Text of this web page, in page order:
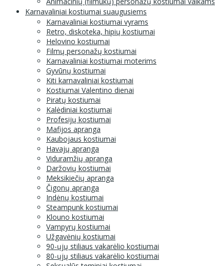
Karnavaliniai kostiumai suaugusiems
Karnavaliniai kostiumai vyrams
Retro, diskoteka, hipių kostiumai
Helovino kostiumai
Filmų personažų kostiumai
Karnavaliniai kostiumai moterims
Gyvūnų kostiumai
Kiti karnavaliniai kostiumai
Kostiumai Valentino dienai
Piratų kostiumai
Kalėdiniai kostiumai
Profesijų kostiumai
Mafijos apranga
Kaubojaus kostiumai
Havajų apranga
Viduramžių apranga
Daržovių kostiumai
Meksikiečių apranga
Čigonų apranga
Indėnų kostiumai
Steampunk kostiumai
Klouno kostiumai
Vampyrų kostiumai
Užgavėnių kostiumai
90-ųjų stiliaus vakarėlio kostiumai
80-ųjų stiliaus vakarėlio kostiumai